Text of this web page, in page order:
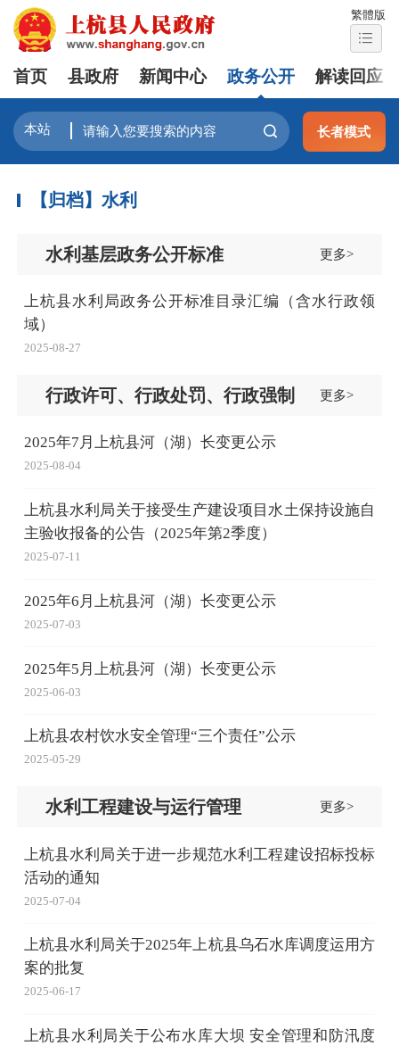
繁體版
首页 县政府 新闻中心 政务公开 解读回应
长者模式
【归档】水利
水利基层政务公开标准 更多>
上杭县水利局政务公开标准目录汇编（含水行政领
域）
2025-08-27
行政许可、行政处罚、行政强制 更多>
2025年7月上杭县河（湖）长变更公示
2025-08-04
上杭县水利局关于接受生产建设项目水土保持设施自
主验收报备的公告（2025年第2季度）
2025-07-11
2025年6月上杭县河（湖）长变更公示
2025-07-03
2025年5月上杭县河（湖）长变更公示
2025-06-03
上杭县农村饮水安全管理“三个责任”公示
2025-05-29
水利工程建设与运行管理 更多>
上杭县水利局关于进一步规范水利工程建设招标投标
活动的通知
2025-07-04
上杭县水利局关于2025年上杭县乌石水库调度运用方
案的批复
2025-06-17
上杭县水利局关于公布水库大坝 安全管理和防汛度